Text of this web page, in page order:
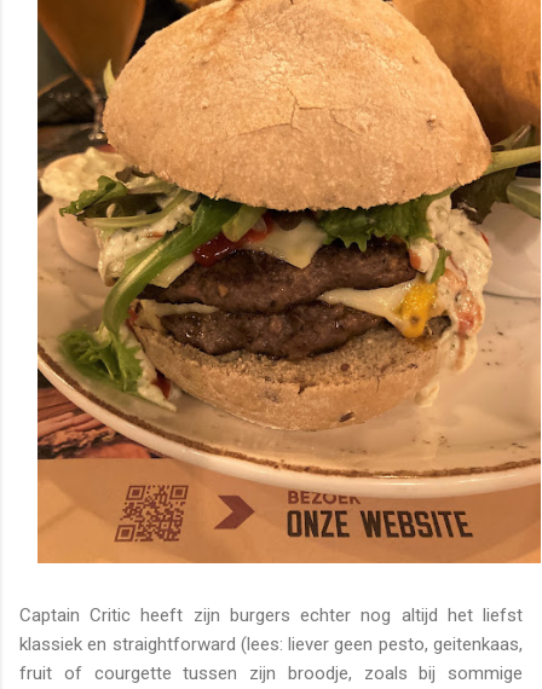
Captain Critic heeft zijn burgers echter nog altijd het liefst
klassiek en straightforward (lees: liever geen pesto, geitenkaas,
fruit of courgette tussen zijn broodje, zoals bij sommige